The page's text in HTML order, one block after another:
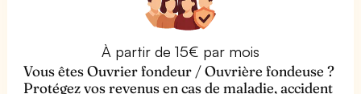
À partir de 15€ par mois
Vous êtes Ouvrier fondeur / Ouvrière fondeuse ?
Protégez vos revenus en cas de maladie, accident